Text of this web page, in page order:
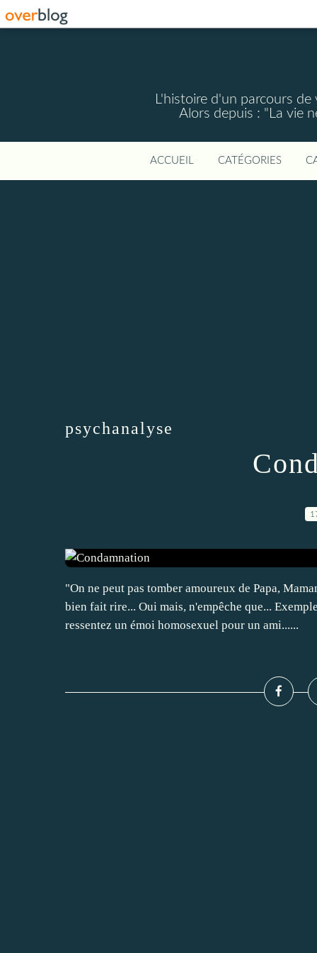
L'histoire d'un parcours
Alors depuis : "La vie
ACCUEIL CATÉGORIES
psychanalyse
"On ne peut pas tomber amoureux de Papa,
bien fait rire... Oui mais, n'empêche que...
ressentez un émoi homosexuel pour un ami......